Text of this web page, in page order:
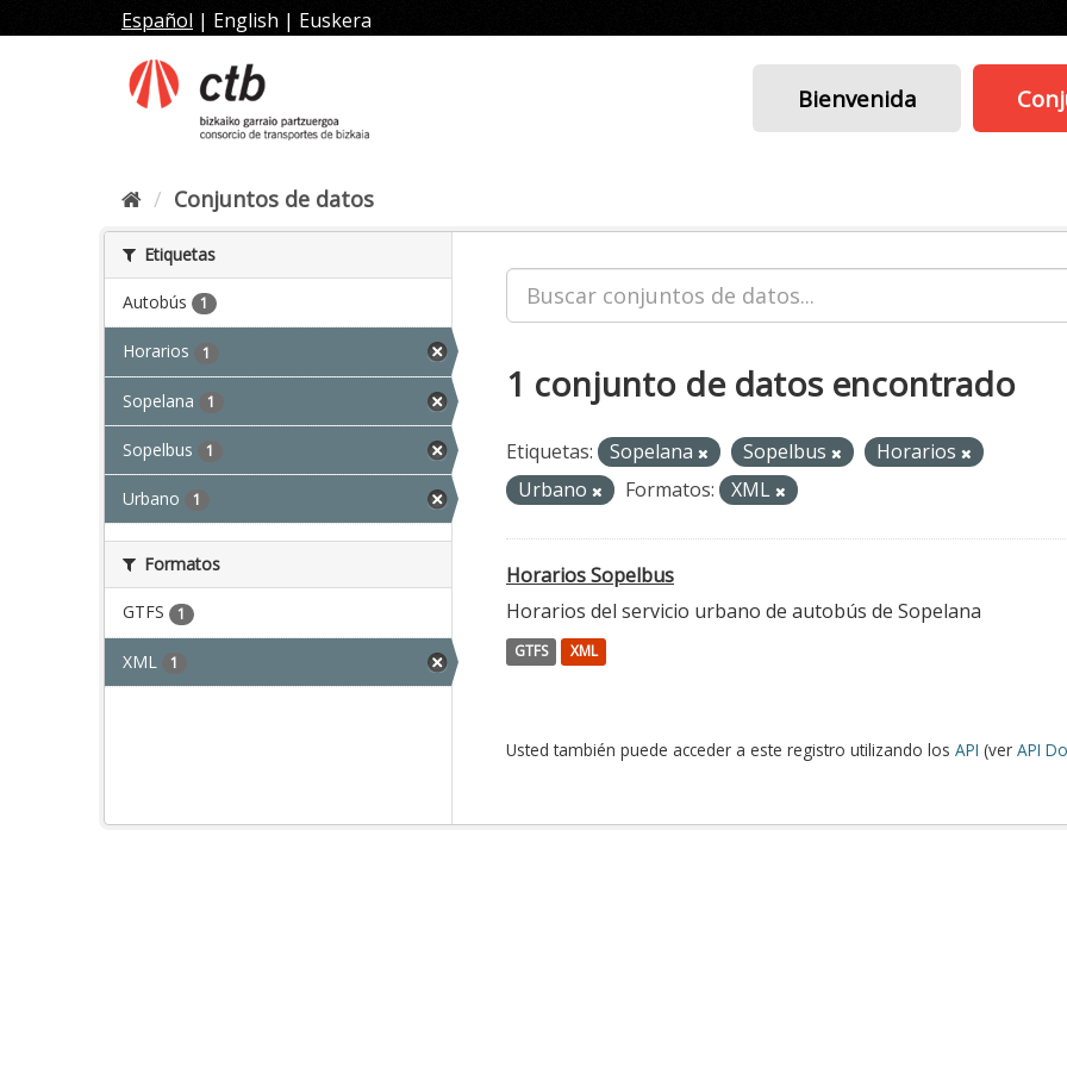
al
Español | English | Euskera
Bienvenida
Conjuntos de datos
Etiquetas
Autobús 1
Horarios 1
Sopelana 1
Sopelbus 1
Urbano 1
Formatos
GTFS 1
XML 1
1 conjunto de datos encontrado
Etiquetas: Sopelana Sopelbus
Horarios
Urbano
Formatos: XML
Horarios Sopelbus
Horarios del servicio urbano de autobús de Sopelana
GTFS XML
Usted también puede acceder a este registro utilizando los API (ver API